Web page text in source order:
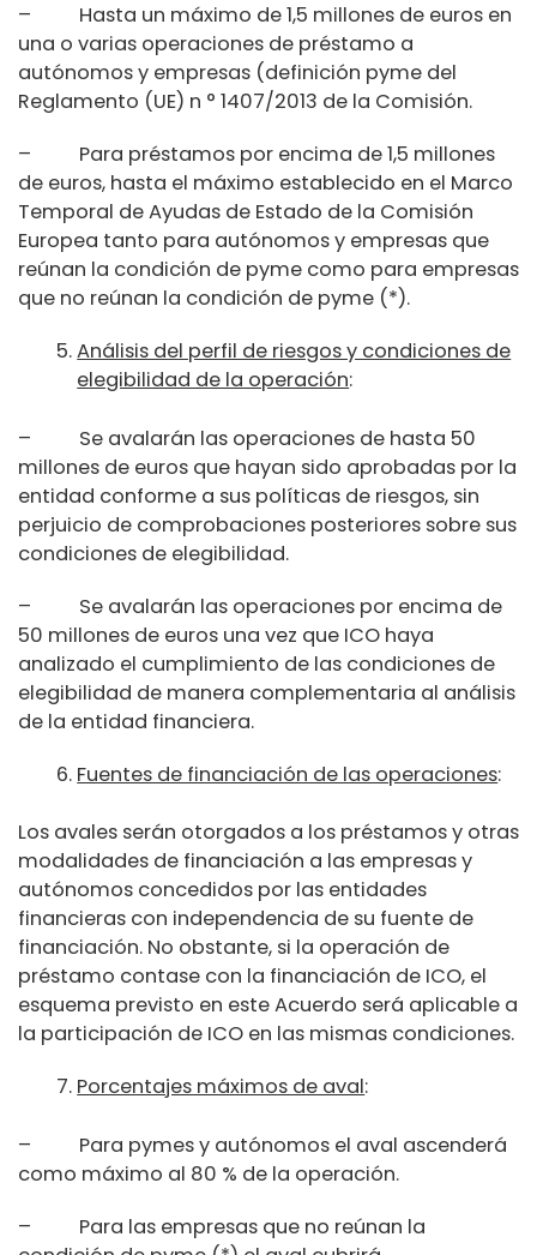
– Hasta un máximo de 1,5 millones de euros en
una o varias operaciones de préstamo a
autónomos y empresas (definición pyme del
Reglamento (UE) n ° 1407/2013 de la Comisión.
– Para préstamos por encima de 1,5 millones
de euros, hasta el máximo establecido en el Marco
Temporal de Ayudas de Estado de la Comisión
Europea tanto para autónomos y empresas que
reúnan la condición de pyme como para empresas
que no reúnan la condición de pyme (*).
Análisis del perfil de riesgos y condiciones de
elegibilidad de la operación:
– Se avalarán las operaciones de hasta 50
millones de euros que hayan sido aprobadas por la
entidad conforme a sus políticas de riesgos, sin
perjuicio de comprobaciones posteriores sobre sus
condiciones de elegibilidad.
– Se avalarán las operaciones por encima de
50 millones de euros una vez que ICO haya
analizado el cumplimiento de las condiciones de
elegibilidad de manera complementaria al análisis
de la entidad financiera.
Fuentes de financiación de las operaciones:
Los avales serán otorgados a los préstamos y otras
modalidades de financiación a las empresas y
autónomos concedidos por las entidades
financieras con independencia de su fuente de
financiación. No obstante, si la operación de
préstamo contase con la financiación de ICO, el
esquema previsto en este Acuerdo será aplicable a
la participación de ICO en las mismas condiciones.
Porcentajes máximos de aval:
– Para pymes y autónomos el aval ascenderá
como máximo al 80 % de la operación.
– Para las empresas que no reúnan la